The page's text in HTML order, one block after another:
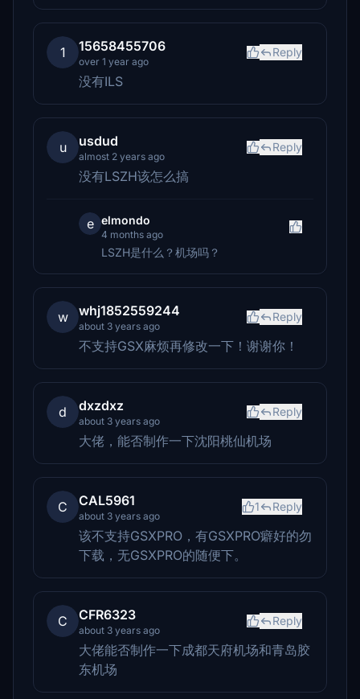
1 15658455706
over 1 year ago
Reply
没有ILS
u usdud
almost 2 years ago
Reply
没有LSZH该怎么搞
e elmondo
4 months ago
LSZH是什么？机场吗？
w whj1852559244
about 3 years ago
Reply
不支持GSX麻烦再修改一下！谢谢你！
d dxzdxz
about 3 years ago
Reply
大佬，能否制作一下沈阳桃仙机场
C CAL5961
about 3 years ago
1 Reply
该不支持GSXPRO，有GSXPRO癖好的勿
下载，无GSXPRO的随便下。
C CFR6323
about 3 years ago
Reply
大佬能否制作一下成都天府机场和青岛胶
东机场